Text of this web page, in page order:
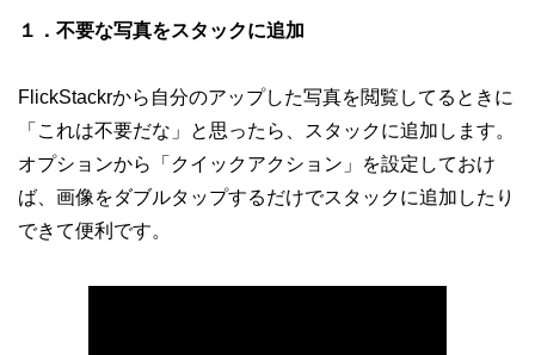
１．不要な写真をスタックに追加
FlickStackrから自分のアップした写真を閲覧してるときに
「これは不要だな」と思ったら、スタックに追加します。
オプションから「クイックアクション」を設定しておけ
ば、画像をダブルタップするだけでスタックに追加したり
できて便利です。